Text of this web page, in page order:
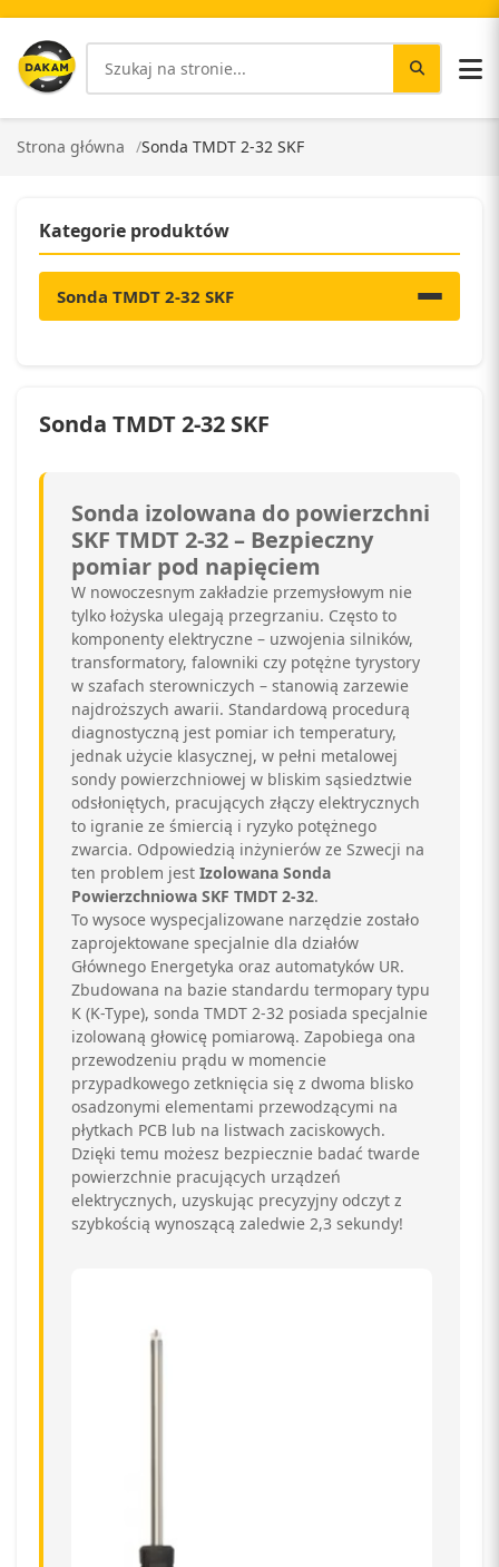
Strona główna Sonda TMDT 2-32 SKF
Kategorie produktów
Sonda TMDT 2-32 SKF
Sonda TMDT 2-32 SKF
Sonda izolowana do powierzchni
SKF TMDT 2-32 – Bezpieczny
pomiar pod napięciem
W nowoczesnym zakładzie przemysłowym nie
tylko łożyska ulegają przegrzaniu. Często to
komponenty elektryczne – uzwojenia silników,
transformatory, falowniki czy potężne tyrystory
w szafach sterowniczych – stanowią zarzewie
najdroższych awarii. Standardową procedurą
diagnostyczną jest pomiar ich temperatury,
jednak użycie klasycznej, w pełni metalowej
sondy powierzchniowej w bliskim sąsiedztwie
odsłoniętych, pracujących złączy elektrycznych
to igranie ze śmiercią i ryzyko potężnego
zwarcia. Odpowiedzią inżynierów ze Szwecji na
ten problem jest Izolowana Sonda
Powierzchniowa SKF TMDT 2-32.
To wysoce wyspecjalizowane narzędzie zostało
zaprojektowane specjalnie dla działów
Głównego Energetyka oraz automatyków UR.
Zbudowana na bazie standardu termopary typu
K (K-Type), sonda TMDT 2-32 posiada specjalnie
izolowaną głowicę pomiarową. Zapobiega ona
przewodzeniu prądu w momencie
przypadkowego zetknięcia się z dwoma blisko
osadzonymi elementami przewodzącymi na
płytkach PCB lub na listwach zaciskowych.
Dzięki temu możesz bezpiecznie badać twarde
powierzchnie pracujących urządzeń
elektrycznych, uzyskując precyzyjny odczyt z
szybkością wynoszącą zaledwie 2,3 sekundy!